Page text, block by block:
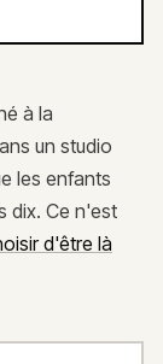
à la
un studio
les enfants
dix. Ce n'est
d'être là